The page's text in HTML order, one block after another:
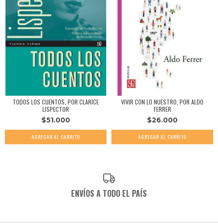
TODOS LOS CUENTOS, POR CLARICE
LISPECTOR
$51.000
VIVIR CON LO NUESTRO, POR ALDO
FERRER
$26.000
ENVÍOS A TODO EL PAÍS